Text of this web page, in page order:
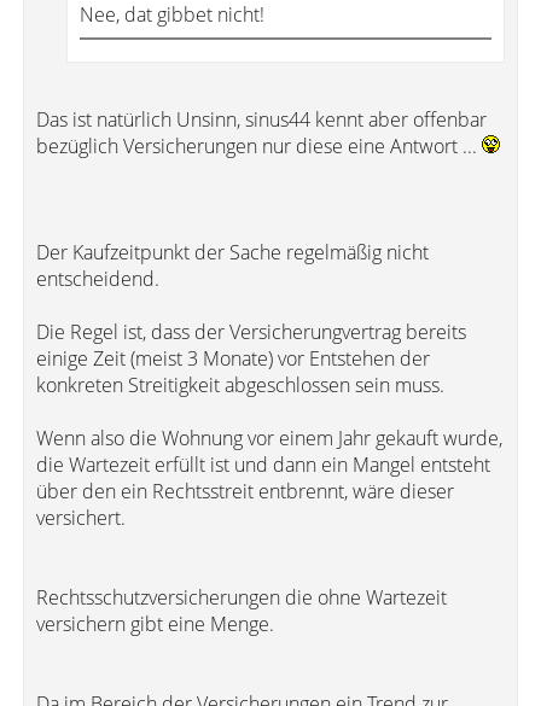
Nee, dat gibbet nicht!
Das ist natürlich Unsinn, sinus44 kennt aber offenbar
bezüglich Versicherungen nur diese eine Antwort ...
Der Kaufzeitpunkt der Sache regelmäßig nicht
entscheidend.
Die Regel ist, dass der Versicherungvertrag bereits
einige Zeit (meist 3 Monate) vor Entstehen der
konkreten Streitigkeit abgeschlossen sein muss.
Wenn also die Wohnung vor einem Jahr gekauft wurde,
die Wartezeit erfüllt ist und dann ein Mangel entsteht
über den ein Rechtsstreit entbrennt, wäre dieser
versichert.
Rechtsschutzversicherungen die ohne Wartezeit
versichern gibt eine Menge.